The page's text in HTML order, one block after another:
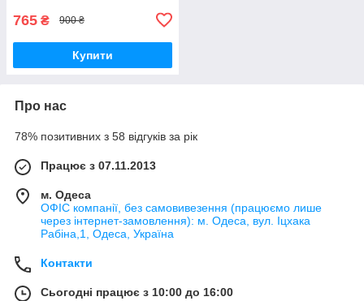
765 ₴ 900 ₴
Купити
Про нас
78% позитивних з 58 відгуків за рік
Працює з 07.11.2013
м. Одеса
ОФІС компанії, без самовивезення (працюємо лише
через інтернет-замовлення): м. Одеса, вул. Іцхака
Рабіна,1, Одеса, Україна
Контакти
Сьогодні працює з 10:00 до 16:00